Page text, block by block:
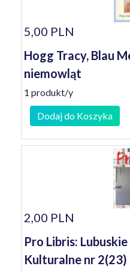
5,00 PLN
Hogg Tracy, Blau
niemowląt
1 produkt/y
Dodaj do Koszyka
2,00 PLN
Pro Libris:
Kulturalne nr 2(23)